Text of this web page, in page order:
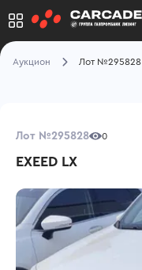
Аукцион Лот №295828
Лот №295828 0
EXEED LX